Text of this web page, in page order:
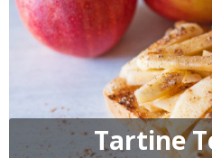
Tartine